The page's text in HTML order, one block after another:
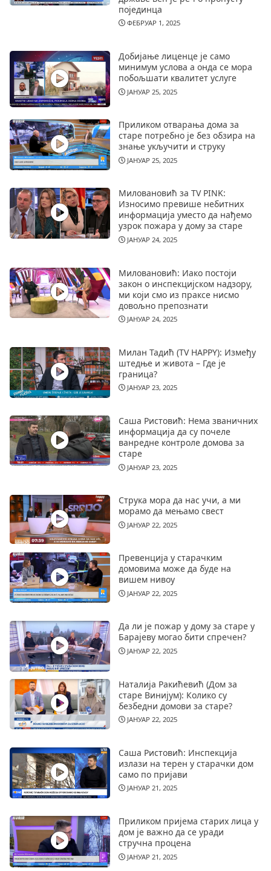
појединца
ФЕБРУАР 1, 2025
Добијање лиценце је само
минимум услова а онда се мора
побољшати квалитет услуге
ЈАНУАР 25, 2025
Приликом отварања дома за
старе потребно је без обзира на
знање укључити и струку
ЈАНУАР 25, 2025
Миловановић за TV PINK:
Износимо превише небитних
информација уместо да нађемо
узрок пожара у дому за старе
ЈАНУАР 24, 2025
Миловановић: Иако постоји
закон о инспекцијском надзору,
ми који смо из праксе нисмо
довољно препознати
ЈАНУАР 24, 2025
Милан Тадић (TV HAPPY): Између
штедње и живота – Где је
граница?
ЈАНУАР 23, 2025
Саша Ристовић: Нема званичних
информација да су почеле
ванредне контроле домова за
старе
ЈАНУАР 23, 2025
Струка мора да нас учи, а ми
морамо да мењамо свест
ЈАНУАР 22, 2025
Превенција у старачким
домовима може да буде на
вишем нивоу
ЈАНУАР 22, 2025
Да ли је пожар у дому за старе у
Барајеву могао бити спречен?
ЈАНУАР 22, 2025
Наталија Ракићевић (Дом за
старе Винијум): Колико су
безбедни домови за старе?
ЈАНУАР 22, 2025
Саша Ристовић: Инспекција
излази на терен у старачки дом
само по пријави
ЈАНУАР 21, 2025
Приликом пријема старих лица у
дом је важно да се уради
стручна процена
ЈАНУАР 21, 2025